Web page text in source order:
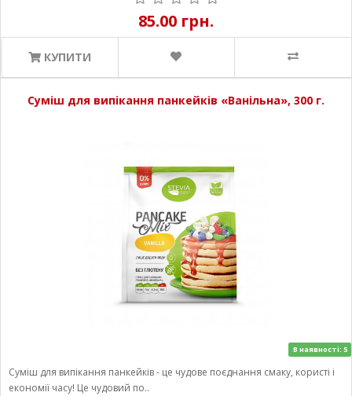
85.00 грн.
КУПИТИ
Суміш для випікання панкейків «Ванільна», 300 г.
В наявності: 5
Суміш для випікання панкейків - це чудове поєднання смаку, користі і
економії часу! Це чудовий по..